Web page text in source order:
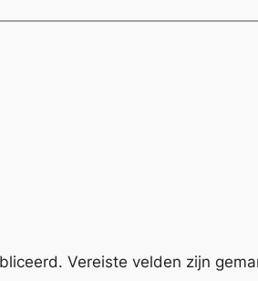
Vereiste velden zijn